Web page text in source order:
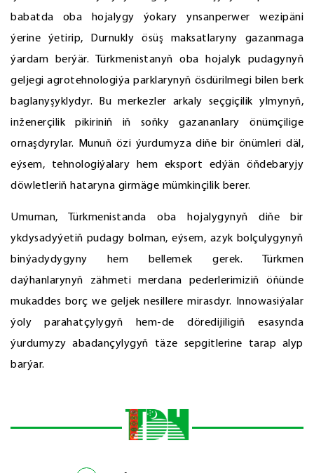
babatda oba hojalygy ýokary ynsanperwer wezipäni
ýerine ýetirip, Durnukly ösüş maksatlaryny gazanmaga
ýardam berýär. Türkmenistanyň oba hojalyk pudagynyň
geljegi agrotehnologiýa parklarynyň ösdürilmegi bilen berk
baglanyşyklydyr. Bu merkezler arkaly seçgiçilik ylmynyň,
inženerçilik pikiriniň iň soňky gazananlary önümçilige
ornaşdyrylar. Munuň özi ýurdumyza diňe bir önümleri däl,
eýsem, tehnologiýalary hem eksport edýän öňdebaryjy
döwletleriň hataryna girmäge mümkinçilik berer.
Umuman, Türkmenistanda oba hojalygynyň diňe bir
ykdysadyýetiň pudagy bolman, eýsem, azyk bolçulygynyň
binýadydygyny hem bellemek gerek. Türkmen
daýhanlarynyň zähmeti merdana pederlerimiziň öňünde
mukaddes borç we geljek nesillere mirasdyr. Innowasiýalar
ýoly parahatçylygyň hem-de döredijiligiň esasynda
ýurdumyzy abadançylygyň täze sepgitlerine tarap alyp
barýar.